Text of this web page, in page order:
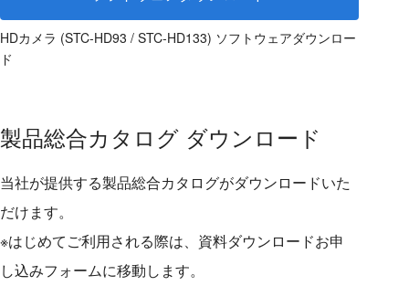
HDカメラ (STC-HD93 / STC-HD133) ソフトウェアダウンロー
ド
製品総合カタログ ダウンロード
当社が提供する製品総合カタログがダウンロードいた
だけます。
※はじめてご利用される際は、資料ダウンロードお申
し込みフォームに移動します。